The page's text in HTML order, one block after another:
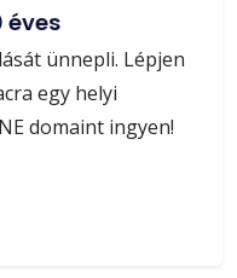
éves
ünnepli. Lépjen
egy helyi
domaint ingyen!